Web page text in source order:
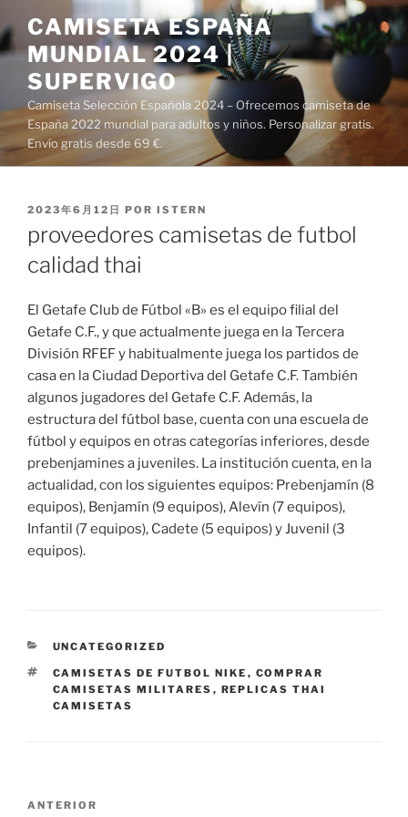
al
contenido
CAMISETA ESPAÑA
MUNDIAL 2024 |
SUPERVIGO
Camiseta Selección Española 2024 – Ofrecemos camiseta de
España 2022 mundial para adultos y niños. Personalizar gratis.
Envío gratis desde 69 €.
PUBLICADO
2023年6月12日 POR ISTERN
proveedores camisetas de futbol
calidad thai
El Getafe Club de Fútbol «B» es el equipo filial del
Getafe C.F., y que actualmente juega en la Tercera
División RFEF y habitualmente juega los partidos de
casa en la Ciudad Deportiva del Getafe C.F. También
algunos jugadores del Getafe C.F. Además, la
estructura del fútbol base, cuenta con una escuela de
fútbol y equipos en otras categorías inferiores, desde
prebenjamines a juveniles. La institución cuenta, en la
actualidad, con los siguientes equipos: Prebenjamín (8
equipos), Benjamín (9 equipos), Alevín (7 equipos),
Infantil (7 equipos), Cadete (5 equipos) y Juvenil (3
equipos).
CATEGORÍAS
UNCATEGORIZED
ETIQUETAS
CAMISETAS DE FUTBOL NIKE , COMPRAR
CAMISETAS MILITARES , REPLICAS THAI
CAMISETAS
Entrada
ANTERIOR